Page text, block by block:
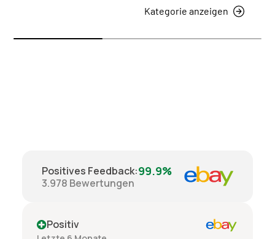
Kategorie anzeigen
Positives Feedback:99.9%
3.978 Bewertungen
Positiv